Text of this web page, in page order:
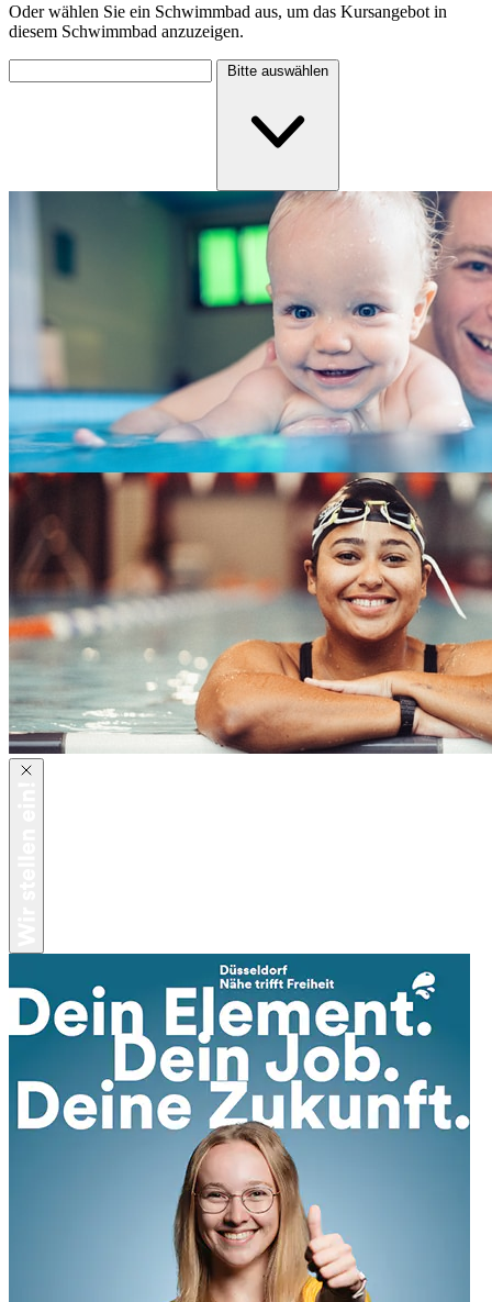
Oder wählen Sie ein Schwimmbad aus, um das Kursangebot in
diesem Schwimmbad anzuzeigen.
Bitte auswählen